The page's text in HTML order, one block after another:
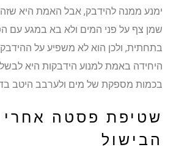
ימנע ממנה להידבק, אבל האמת היא שזה
שמן צף על פני המים ולא בא במגע עם
בתחתית, ולכן הוא לא משפיע על
היחידה באמת למנוע הידבקות היא
בכמות מספקת של מים ולערבב היטב
שטיפת פסטה אחרי
הבישול